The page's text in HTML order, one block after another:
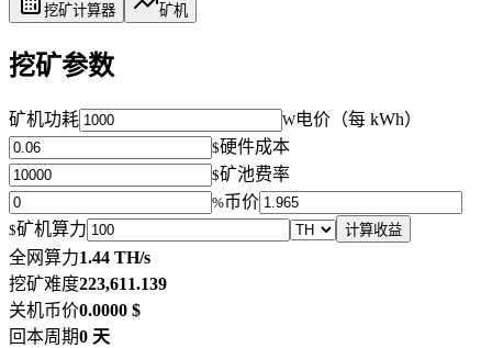
挖矿计算器 矿机
挖矿参数
矿机功耗 W电价（每 kWh）
$硬件成本
$矿池费率
%币价
$矿机算力 计算收益
全网算力1.44 TH/s
挖矿难度223,611.139
关机币价0.0000 $
回本周期0 天